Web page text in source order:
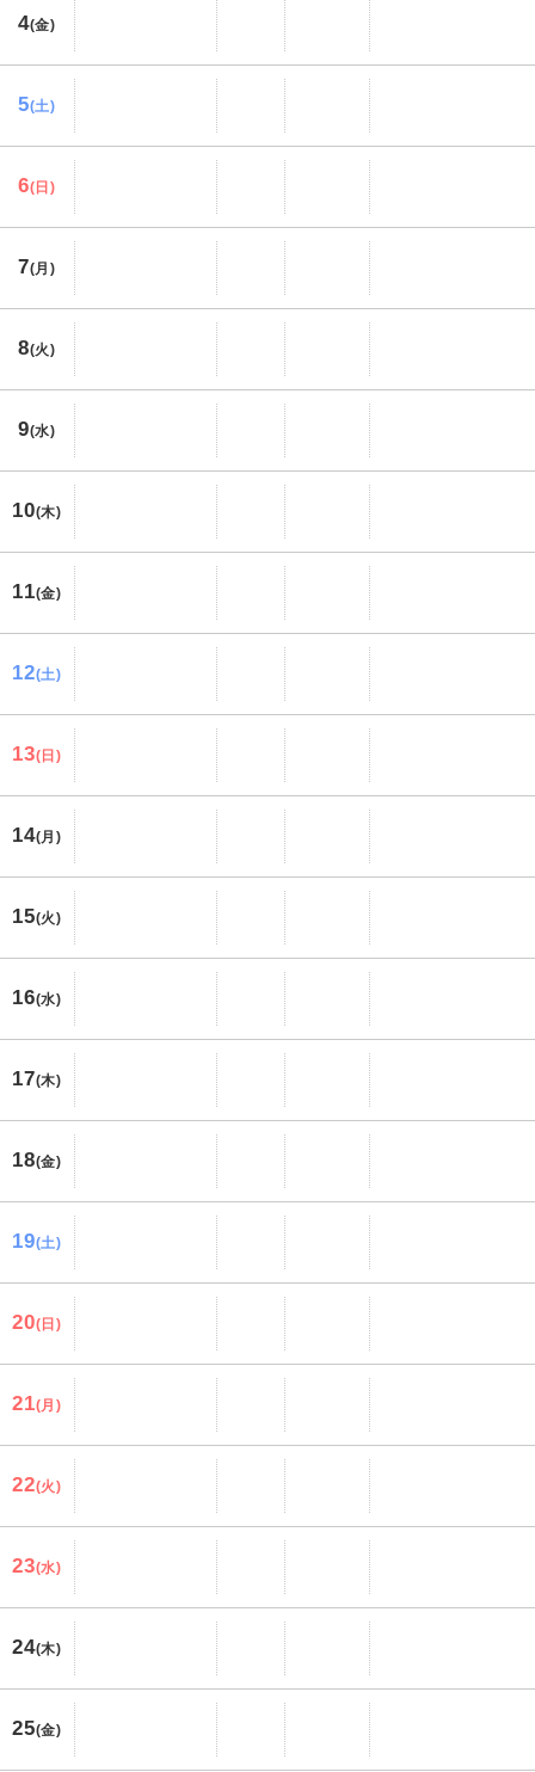
4(金)
5(土)
6(日)
7(月)
8(火)
9(水)
10(木)
11(金)
12(土)
13(日)
14(月)
15(火)
16(水)
17(木)
18(金)
19(土)
20(日)
21(月)
22(火)
23(水)
24(木)
25(金)